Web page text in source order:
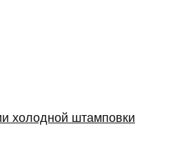
холодной штамповки